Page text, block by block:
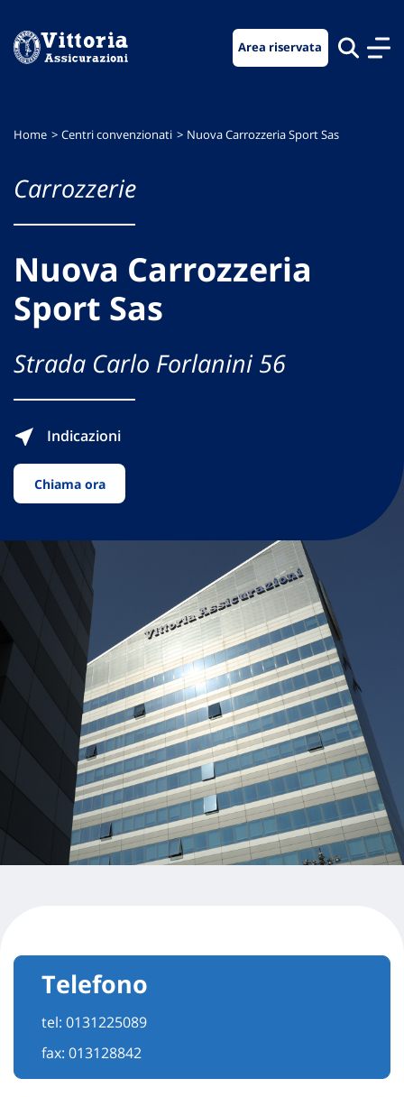
menu
contenuto
footer
Area riservata
Home Centri convenzionati Nuova Carrozzeria Sport Sas
Carrozzerie
Nuova Carrozzeria
Sport Sas
Strada Carlo Forlanini 56
Indicazioni
Chiama ora
Telefono
tel: 0131225089
fax: 013128842